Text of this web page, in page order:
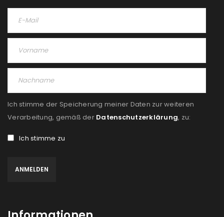
Ich stimme der Speicherung meiner Daten zur weiteren
Verarbeitung, gemäß der Datenschutzerklärung, zu:
Ich stimme zu